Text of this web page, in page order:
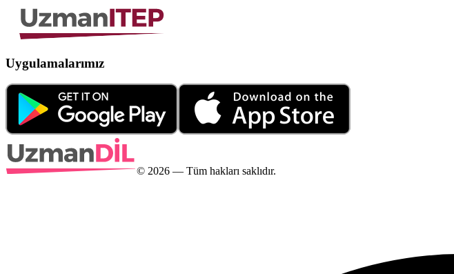
Uygulamalarımız
© 2026 — Tüm hakları saklıdır.